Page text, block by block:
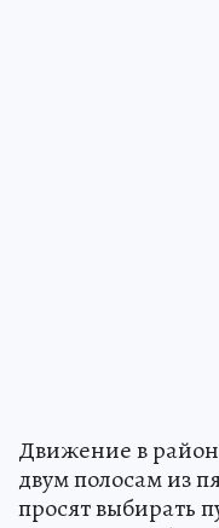
Движение в
двум полосам из
просят выбирать